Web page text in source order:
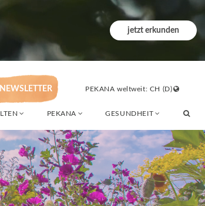
jetzt erkunden
NEWSLETTER PEKANA weltweit: CH (D)
PEKANA GESUNDHEIT